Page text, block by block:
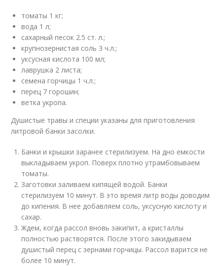
томаты 1 кг;
вода 1 л;
сахарный песок 2.5 ст. л.;
крупнозернистая соль 3 ч.л.;
уксусная кислота 100 мл;
лаврушка 2 листа;
семена горчицы 1 ч.л.;
перец 7 горошин;
ветка укропа.
Душистые травы и специи указаны для приготовления
литровой банки засолки.
Банки и крышки заранее стерилизуем. На дно емкости
выкладываем укроп. Поверх плотно утрамбовываем
томаты.
Заготовки заливаем кипящей водой. Банки
стерилизуем 10 минут. В это время литр воды доводим
до кипения. В нее добавляем соль, уксусную кислоту и
сахар.
Ждем, когда рассол вновь закипит, а кристаллы
полностью растворятся. После этого закидываем
душистый перец с зернами горчицы. Рассол варится не
более 10 минут.